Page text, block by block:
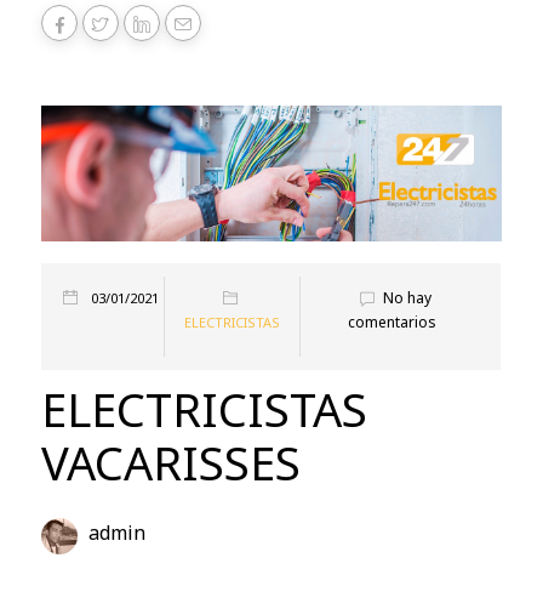
03/01/2021
ELECTRICISTAS
No hay
comentarios
ELECTRICISTAS
VACARISSES
admin